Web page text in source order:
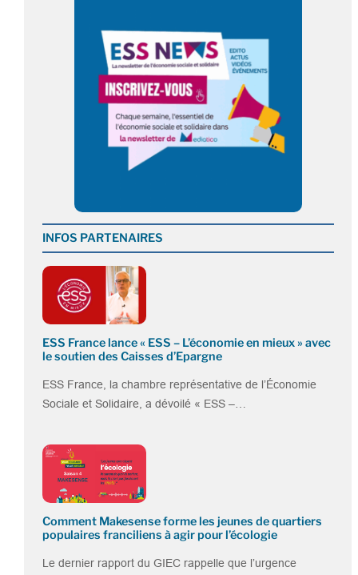
INFOS PARTENAIRES
ESS France lance « ESS – L’économie en mieux » avec
le soutien des Caisses d’Epargne
ESS France, la chambre représentative de l’Économie
Sociale et Solidaire, a dévoilé « ESS –…
Comment Makesense forme les jeunes de quartiers
populaires franciliens à agir pour l’écologie
Le dernier rapport du GIEC rappelle que l’urgence